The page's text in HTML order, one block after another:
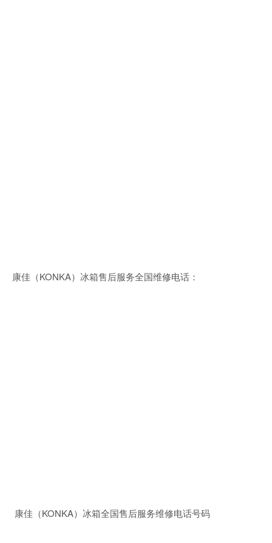
康佳（KONKA）冰箱售后服务全国维修电话：
康佳（KONKA）冰箱全国售后服务维修电话号码